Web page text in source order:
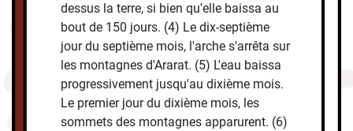
dessus la terre, si bien qu'elle baissa au
bout de 150 jours. (4) Le dix-septième
jour du septième mois, l'arche s'arrêta sur
les montagnes d'Ararat. (5) L'eau baissa
progressivement jusqu'au dixième mois.
Le premier jour du dixième mois, les
sommets des montagnes apparurent. (6)